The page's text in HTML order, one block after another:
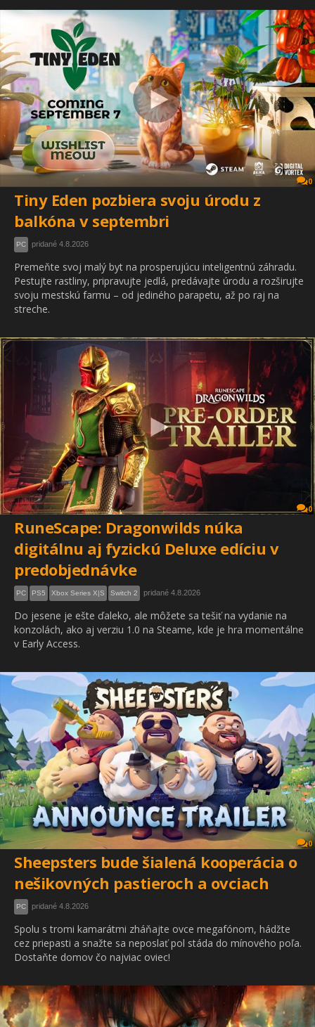
0
Tiny Eden pozbiera svoju úrodu z
balkóna v septembri
PC pridané 4.8.2026
Premeňte svoj malý byt na prosperujúcu inteligentnú záhradu.
Pestujte rastliny, pripravujte jedlá, predávajte úrodu a rozširujte
svoju mestskú farmu – od jediného parapetu, až po raj na
streche.
0
RuneScape: Dragonwilds núka
digitálnu aj fyzickú Deluxe edíciu v
predobjednávke
PC PS5 Xbox Series X|S Switch 2 pridané 4.8.2026
Do jesene je ešte ďaleko, ale môžete sa tešiť na vydanie na
konzolách, ako aj verziu 1.0 na Steame, kde je hra momentálne
v Early Access.
0
Sheepsters bude šialená kooperácia o
nešikovných pastieroch a ovciach
PC pridané 4.8.2026
Spolu s tromi kamarátmi zháňajte ovce megafónom, hádžte
cez priepasti a snažte sa neposlať pol stáda do mínového poľa.
Dostaňte domov čo najviac oviec!